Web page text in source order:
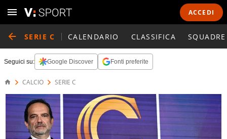
ACCEDI
SERIE C CALENDARIO CLASSIFICA SQUADRE
Seguici su: Google Discover Fonti preferite
CALCIO SERIE C